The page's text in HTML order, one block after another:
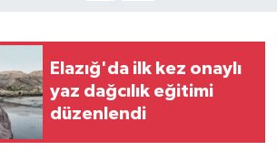
Elazığ'da ilk kez onaylı
yaz dağcılık eğitimi
düzenlendi